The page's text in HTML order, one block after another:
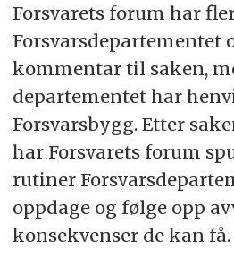
Forsvarets forum har
Forsvarsdepartementet
kommentar til saken,
departementet har
Forsvarsbygg. Etter
har Forsvarets forum
rutiner
oppdage og følge opp
konsekvenser de kan få.